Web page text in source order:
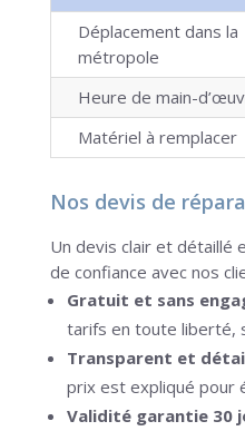
Déplacement dans la
métropole
Heure de main-
Matériel à remplacer
Nos devis de
Un devis clair et détaillé
de confiance avec nos
Gratuit et sans
tarifs en toute liberté,
Transparent et
prix est expliqué pour
Validité garantie 30